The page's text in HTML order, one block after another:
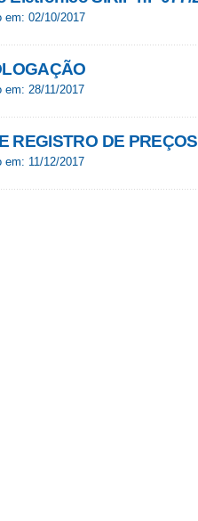
em: 02/10/2017
em: 28/11/2017
REGISTRO DE
em: 11/12/2017